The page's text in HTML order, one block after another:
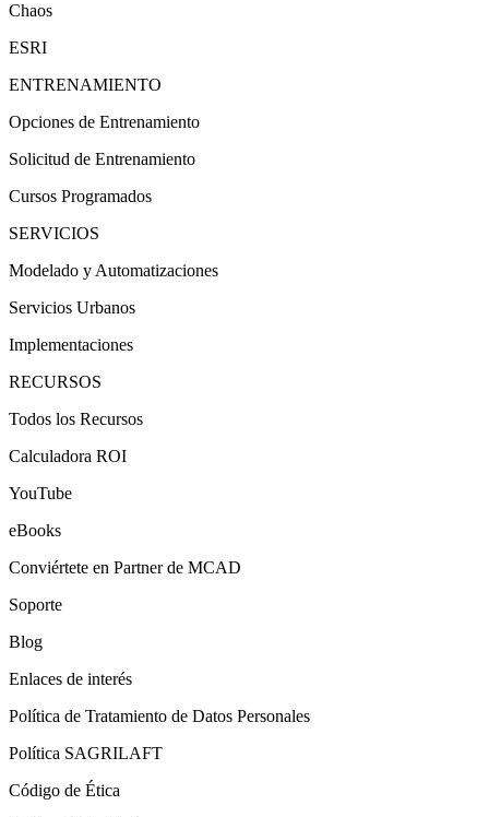
Chaos
ESRI
ENTRENAMIENTO
Opciones de Entrenamiento
Solicitud de Entrenamiento
Cursos Programados
SERVICIOS
Modelado y Automatizaciones
Servicios Urbanos
Implementaciones
RECURSOS
Todos los Recursos
Calculadora ROI
YouTube
eBooks
Conviértete en Partner de MCAD
Soporte
Blog
Enlaces de interés
Política de Tratamiento de Datos Personales
Política SAGRILAFT
Código de Ética